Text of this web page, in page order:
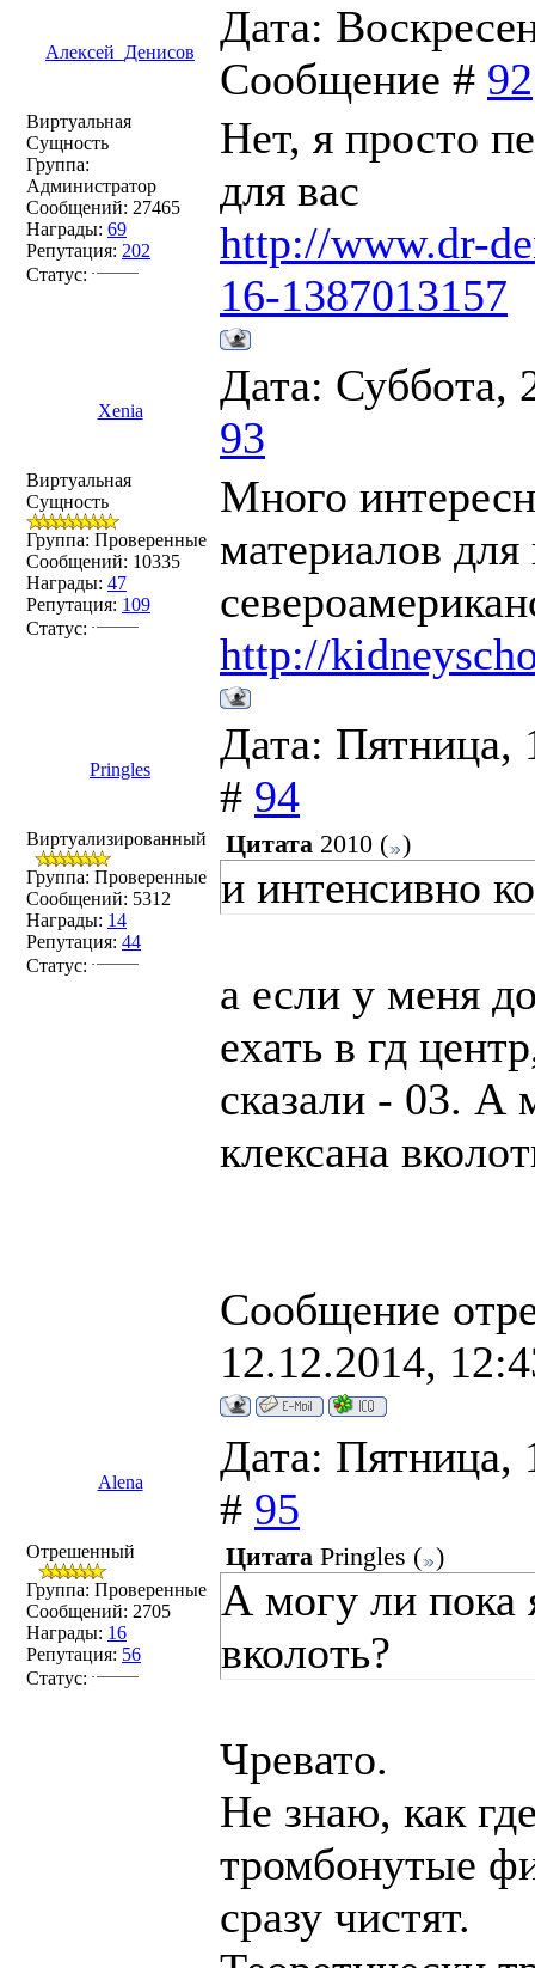
Алексей_Денисов
Дата:
Сообщение # 92
Виртуальная
Сущность
Группа:
Администратор
Сообщений: 27465
Награды: 69
Репутация: 202
Статус:
Нет, я просто
для вас
http://www.dr-
16-1387013157
Xenia
Дата: Суббота,
93
Виртуальная
Сущность
Группа: Проверенные
Сообщений: 10335
Награды: 47
Репутация: 109
Статус:
Много
материалов
http://
Pringles
Дата: Пятница,
# 94
Виртуализированный
Группа: Проверенные
Сообщений: 5312
Награды: 14
Репутация: 44
Статус:
Цитата 2010 ( )
и интенсивно
а если у меня
ехать в гд
сказали - 03. А
клексана
Сообщение
12.12.2014,
Аlenа
Дата: Пятница,
# 95
Отрешенный
Группа: Проверенные
Сообщений: 2705
Награды: 16
Репутация: 56
Статус:
Цитата Pringles ( )
А могу ли пока
вколоть?
Чревато.
Не знаю, как
тромбонутые
сразу чистят.